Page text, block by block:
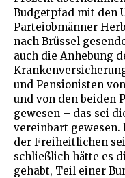
Budgetpfad mit den
Parteiobmänner
nach Brüssel
auch die Anhebung
und Pensionisten
und von den beiden
gewesen – das sei
vereinbart gewesen.
der Freiheitlichen
schließlich hätte es
gehabt, Teil einer